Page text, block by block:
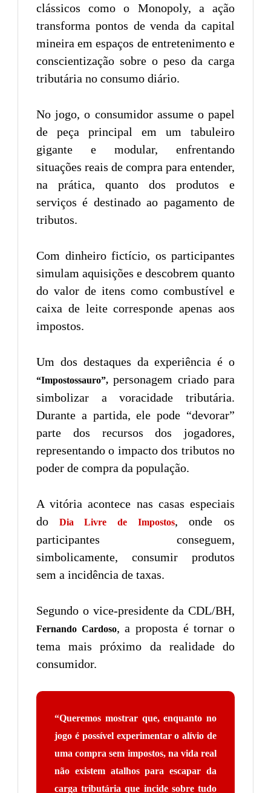
clássicos como o Monopoly, a ação
transforma pontos de venda da capital
mineira em espaços de entretenimento e
conscientização sobre o peso da carga
tributária no consumo diário.
No jogo, o consumidor assume o papel
de peça principal em um tabuleiro
gigante e modular, enfrentando
situações reais de compra para entender,
na prática, quanto dos produtos e
serviços é destinado ao pagamento de
tributos.
Com dinheiro fictício, os participantes
simulam aquisições e descobrem quanto
do valor de itens como combustível e
caixa de leite corresponde apenas aos
impostos.
Um dos destaques da experiência é o
“Impostossauro”, personagem criado para
simbolizar a voracidade tributária.
Durante a partida, ele pode “devorar”
parte dos recursos dos jogadores,
representando o impacto dos tributos no
poder de compra da população.
A vitória acontece nas casas especiais
do Dia Livre de Impostos, onde os
participantes conseguem,
simbolicamente, consumir produtos
sem a incidência de taxas.
Segundo o vice-presidente da CDL/BH,
Fernando Cardoso, a proposta é tornar o
tema mais próximo da realidade do
consumidor.
“Queremos mostrar que, enquanto no
jogo é possível experimentar o alívio de
uma compra sem impostos, na vida real
não existem atalhos para escapar da
carga tributária que incide sobre tudo